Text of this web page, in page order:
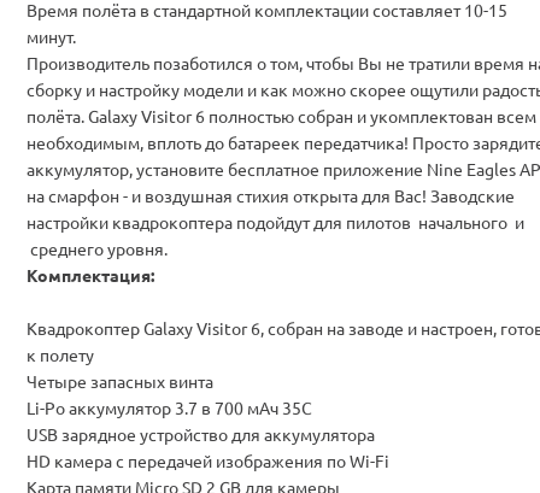
Время полёта в стандартной комплектации составляет 10-15
минут.
Производитель позаботился о том, чтобы Вы не тратили время
сборку и настройку модели и как можно скорее ощутили
полёта. Galaxy Visitor 6 полностью собран и укомплектован всем
необходимым, вплоть до батареек передатчика! Просто
аккумулятор, установите бесплатное приложение Nine Eagles
на смарфон - и воздушная стихия открыта для Вас! Заводские
настройки квадрокоптера подойдут для пилотов начального и
среднего уровня.
Комплектация:
Квадрокоптер Galaxy Visitor 6, собран на заводе и настроен,
к полету
Четыре запасных винта
Li-Po аккумулятор 3.7 в 700 мАч 35С
USB зарядное устройство для аккумулятора
HD камера с передачей изображения по Wi-Fi
Карта памяти Micro SD 2 GB для камеры